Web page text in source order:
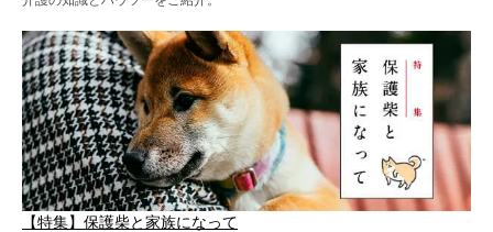
【特集】保護柴と家族になって